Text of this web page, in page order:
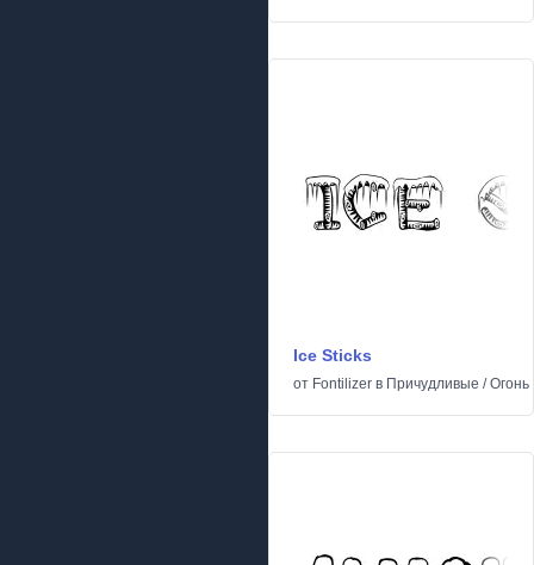
Ice Sticks
от Fontilizer в Причудливые /Огонь